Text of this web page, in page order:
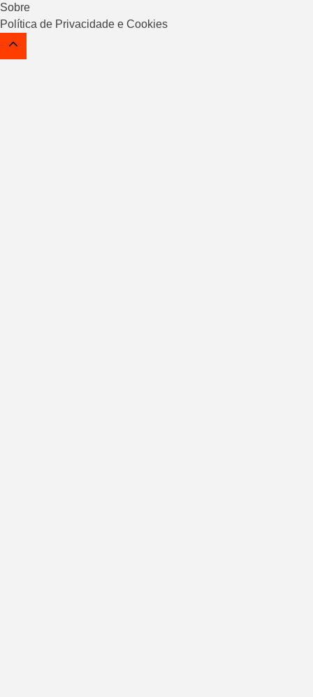
Sobre
Política de Privacidade e Cookies